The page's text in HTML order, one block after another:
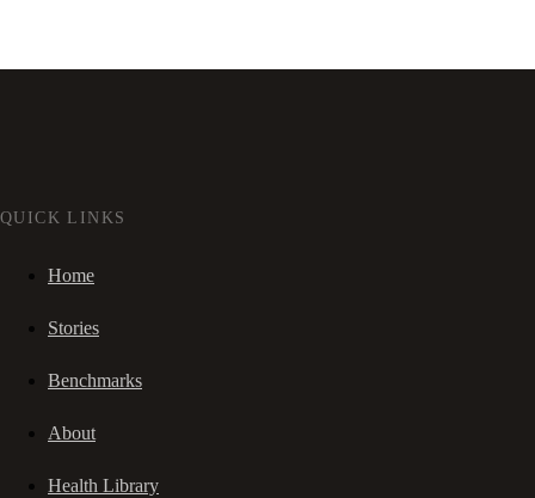
QUICK LINKS
Home
Stories
Benchmarks
About
Health Library